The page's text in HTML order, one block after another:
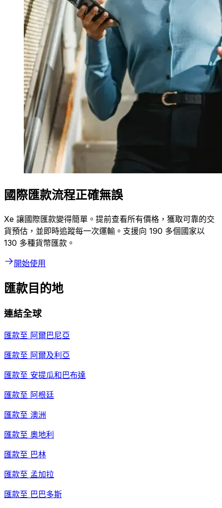
國際匯款流程正確無誤
Xe 讓國際匯款變得簡單。提前查看所有價格，獲取可靠的交
貨預估，並即時追蹤每一次運輸。支援向 190 多個國家以
130 多種貨幣匯款。
開始使用
匯款目的地
連結全球
匯款至 阿爾巴尼亞
匯款至 阿爾及利亞
匯款至 安提瓜和巴布達
匯款至 阿根廷
匯款至 澳洲
匯款至 奧地利
匯款至 巴林
匯款至 孟加拉
匯款至 巴巴多斯